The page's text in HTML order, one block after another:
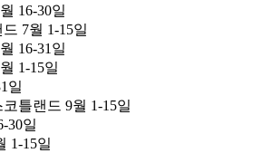
16-30일
7월 1-15일
16-31일
1-15일
일
틀랜드 9월 1-15일
30일
1-15일